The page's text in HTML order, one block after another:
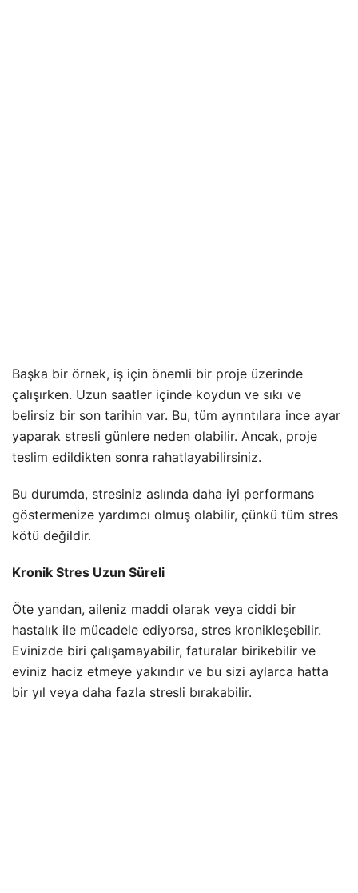
Başka bir örnek, iş için önemli bir proje üzerinde
çalışırken. Uzun saatler içinde koydun ve sıkı ve
belirsiz bir son tarihin var. Bu, tüm ayrıntılara ince ayar
yaparak stresli günlere neden olabilir. Ancak, proje
teslim edildikten sonra rahatlayabilirsiniz.
Bu durumda, stresiniz aslında daha iyi performans
göstermenize yardımcı olmuş olabilir, çünkü tüm stres
kötü değildir.
Kronik Stres Uzun Süreli
Öte yandan, aileniz maddi olarak veya ciddi bir
hastalık ile mücadele ediyorsa, stres kronikleşebilir.
Evinizde biri çalışamayabilir, faturalar birikebilir ve
eviniz haciz etmeye yakındır ve bu sizi aylarca hatta
bir yıl veya daha fazla stresli bırakabilir.